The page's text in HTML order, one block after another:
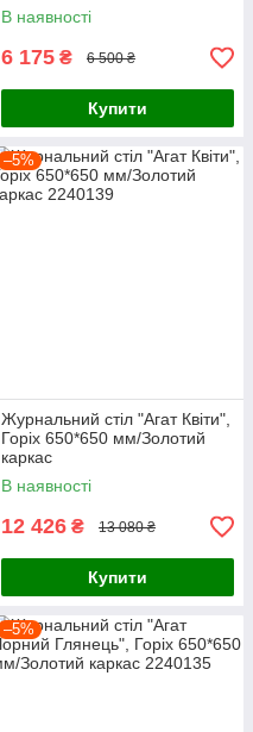
В наявності
6 175 ₴ 6 500 ₴
Купити
–5%
Журнальний стіл "Агат Квіти",
Горіх 650*650 мм/Золотий
каркас
В наявності
12 426 ₴ 13 080 ₴
Купити
–5%